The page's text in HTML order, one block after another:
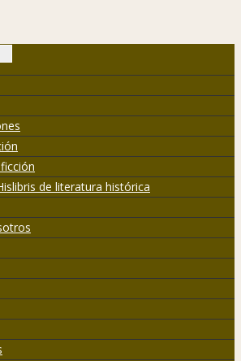
de literatura histórica